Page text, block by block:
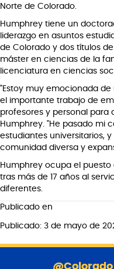
Norte de Colorado.
Humphrey tiene un
liderazgo en asuntos
de Colorado y dos títulos
máster en ciencias de la
licenciatura en ciencias
"Estoy muy emocionada
el importante trabajo de
profesores y personal para
Humphrey. "He pasado mi
estudiantes universitarios,
comunidad diversa y
Humphrey ocupa el puesto
tras más de 17 años al
diferentes.
Publicado en
Publicado: 3 de mayo de